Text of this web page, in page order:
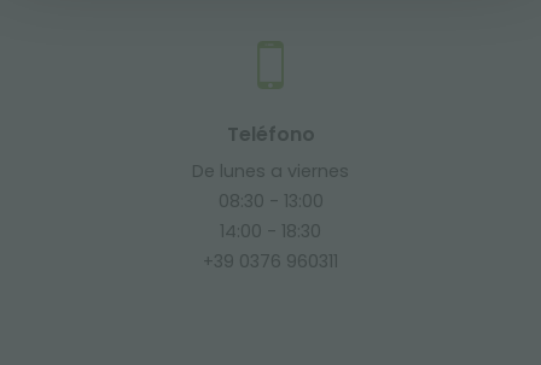
Teléfono
De lunes a viernes
08:30 - 13:00
14:00 - 18:30
+39 0376 960311